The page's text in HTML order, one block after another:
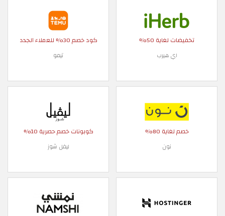
تخفيضات لغاية 50%
اي هيرب
كود خصم 30% للعملاء الجدد
تيمو
خصم لغاية 80%
نون
كوبونات خصم حصرية 10%
ليفل شوز